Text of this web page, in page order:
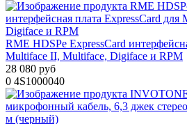
RME HDSPe ExpressCard
Multiface II, Multiface, Digiface и RPM
28 080 руб
0 4S1000040